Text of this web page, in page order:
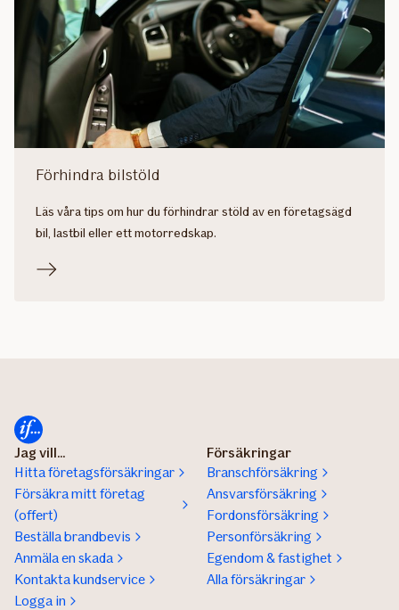
Förhindra bilstöld
Läs våra tips om hur du förhindrar stöld av en företagsägd
bil, lastbil eller ett motorredskap.
Jag vill...
Hitta företagsförsäkringar
Försäkra mitt företag
(offert)
Beställa brandbevis
Anmäla en skada
Kontakta kundservice
Logga in
Försäkringar
Branschförsäkring
Ansvarsförsäkring
Fordonsförsäkring
Personförsäkring
Egendom & fastighet
Alla försäkringar